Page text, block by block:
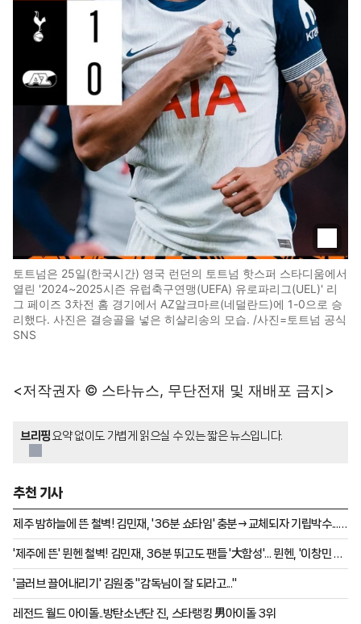
토트넘은 25일(한국시간) 영국 런던의 토트넘 핫스퍼 스타디움에서
열린 '2024~2025시즌 유럽축구연맹(UEFA) 유로파리그(UEL)' 리
그 페이즈 3차전 홈 경기에서 AZ알크마르(네덜란드)에 1-0으로 승
리했다. 사진은 결승골을 넣은 히샬리송의 모습. /사진=토트넘 공식
SNS
<저작권자 © 스타뉴스, 무단전재 및 재배포 금지>
브리핑 요약 없이도 가볍게 읽으실 수 있는 짧은 뉴스입니다.
추천 기사
제주 밤하늘에 뜬 철벽! 김민재, '36분 쇼타임' 충분→교체되자 기립박수...
뮌헨, 제주에 2-1 승리 [제주 현장리뷰]
'제주에 뜬' 뮌헨 철벽! 김민재, 36분 뛰고도 팬들 '大함성'... 뮌헨, '이창민 골'
제주에 2-1 리드 (전반 종료)
'글러브 끌어내리기' 김원중 "감독님이 잘 되라고..."
레전드 월드 아이돌..방탄소년단 진, 스타랭킹 男아이돌 3위